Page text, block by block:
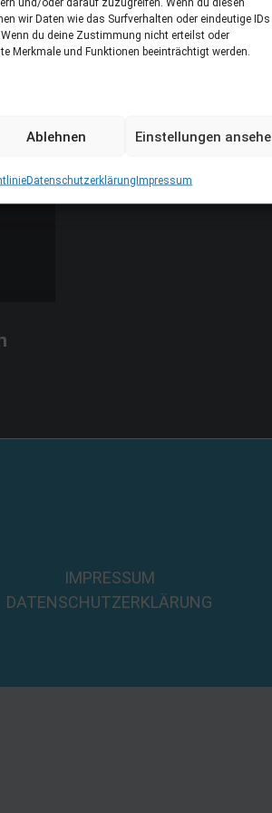
wir Daten wie das Surfverhalten oder eindeutige IDs
du deine Zustimmung nicht erteilst oder
Merkmale und Funktionen beeinträchtigt werden.
Ablehnen Einstellungen
DatenschutzerklärungImpressum
IMPRESSUM
DATENSCHUTZERKLÄRUNG